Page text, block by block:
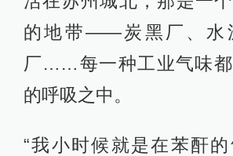
的地带——炭黑厂、水
厂……每一种工业气味都
的呼吸之中。
“我小时候就是在苯酐